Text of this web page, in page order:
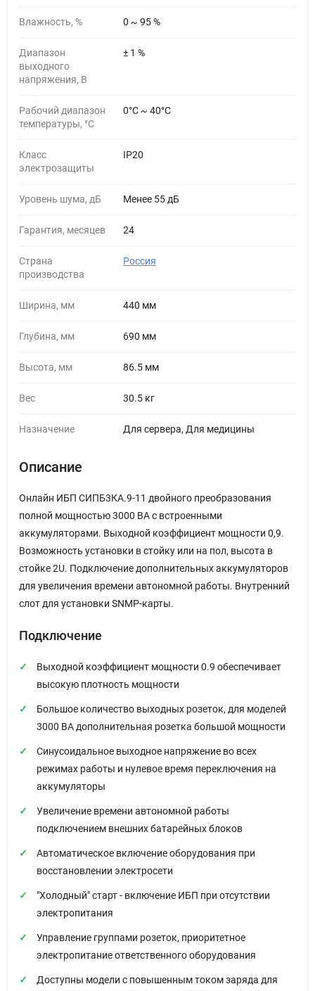
Влажность, % 0 ~ 95 %
Диапазон
выходного
напряжения, В
± 1 %
Рабочий диапазон
температуры, °С
0°C ~ 40°C
Класс
электрозащиты
IP20
Уровень шума, дБ Менее 55 дБ
Гарантия, месяцев 24
Страна
производства
Россия
Ширина, мм 440 мм
Глубина, мм 690 мм
Высота, мм 86.5 мм
Вес 30.5 кг
Назначение Для сервера, Для медицины
Описание
Онлайн ИБП СИПБ3КА.9-11 двойного преобразования
полной мощностью 3000 ВА с встроенными
аккумуляторами. Выходной коэффициент мощности 0,9.
Возможность установки в стойку или на пол, высота в
стойке 2U. Подключение дополнительных аккумуляторов
для увеличения времени автономной работы. Внутренний
слот для установки SNMP-карты.
Подключение
Выходной коэффициент мощности 0.9 обеспечивает
высокую плотность мощности
Большое количество выходных розеток, для моделей
3000 ВА дополнительная розетка большой мощности
Синусоидальное выходное напряжение во всех
режимах работы и нулевое время переключения на
аккумуляторы
Увеличение времени автономной работы
подключением внешних батарейных блоков
Автоматическое включение оборудования при
восстановлении электросети
"Холодный" старт - включение ИБП при отсутствии
электропитания
Управление группами розеток, приоритетное
электропитание ответственного оборудования
Доступны модели с повышенным током заряда для